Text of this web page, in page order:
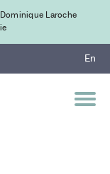
Laroche
En